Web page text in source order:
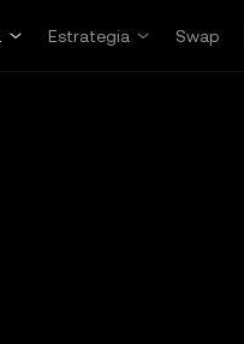
Estrategia Swap